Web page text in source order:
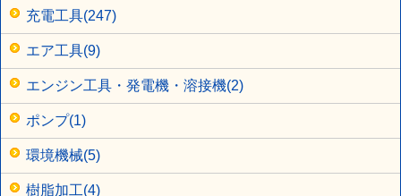
充電工具(247)
エア工具(9)
エンジン工具・発電機・溶接機(2)
ポンプ(1)
環境機械(5)
樹脂加工(4)